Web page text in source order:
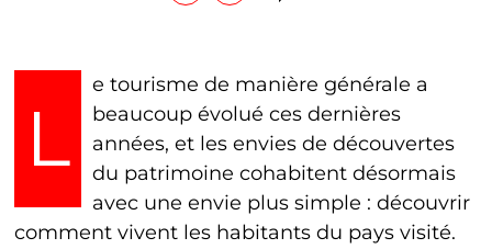
L
e tourisme de manière générale a
beaucoup évolué ces dernières
années, et les envies de découvertes
du patrimoine cohabitent désormais
avec une envie plus simple : découvrir
comment vivent les habitants du pays visité.